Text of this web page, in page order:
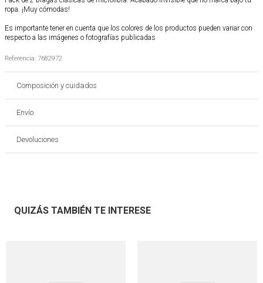
ropa. ¡Muy cómodas!
Es importante tener en cuenta que los colores de los productos pueden variar con
respecto a las imágenes o fotografías publicadas
Referencia: 7682972
Composición y cuidados
Envío
Devoluciones
QUIZÁS TAMBIÉN TE INTERESE